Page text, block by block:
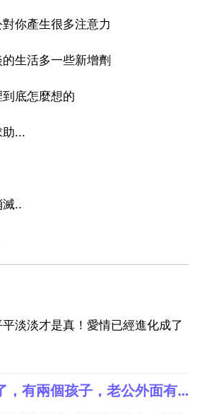
你產生很多注意力
生活多一些新增劑
底怎麼想的
助...
..
淡淡才是真！愛情已經進化成了
我們結婚十多年了，有兩個孩子，老公外面有女人了，說我們性格不合，沒有共同語言，但我覺得不是這樣的